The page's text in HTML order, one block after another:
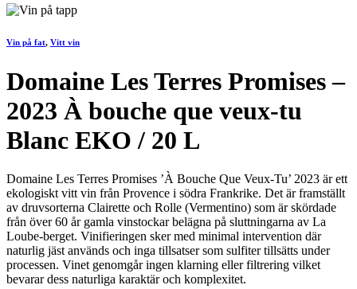
Vin på fat, Vitt vin
Domaine Les Terres Promises –
2023 À bouche que veux-tu
Blanc EKO / 20 L
Domaine Les Terres Promises ’À Bouche Que Veux-Tu’ 2023 är ett
ekologiskt vitt vin från Provence i södra Frankrike. Det är framställt
av druvsorterna Clairette och Rolle (Vermentino) som är skördade
från över 60 år gamla vinstockar belägna på sluttningarna av La
Loube-berget. Vinifieringen sker med minimal intervention där
naturlig jäst används och inga tillsatser som sulfiter tillsätts under
processen. Vinet genomgår ingen klarning eller filtrering vilket
bevarar dess naturliga karaktär och komplexitet.